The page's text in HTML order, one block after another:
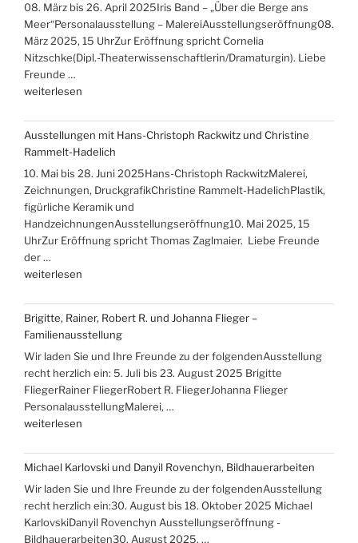
Hensling,
Winfried
Mikolajczyk“
08. März bis 26. April 2025Iris Band – „Über die Berge ans
Meer“Personalausstellung – MalereiAusstellungseröffnung08.
März 2025, 15 UhrZur Eröffnung spricht Cornelia
Nitzschke(Dipl.-Theaterwissenschaftlerin/Dramaturgin). Liebe
Freunde …
„Iris
–
„Über
die
Berge
ans
Meer““
weiterlesen
Ausstellungen mit Hans-Christoph Rackwitz und Christine
Rammelt-Hadelich
10. Mai bis 28. Juni 2025Hans-Christoph RackwitzMalerei,
Zeichnungen, DruckgrafikChristine Rammelt-HadelichPlastik,
figürliche Keramik und
HandzeichnungenAusstellungseröffnung10. Mai 2025, 15
UhrZur Eröffnung spricht Thomas Zaglmaier. Liebe Freunde
der …
„Ausstellungen
Hans-
Christoph
Rackwitz
und
Christine
Rammelt-
Hadelich“
weiterlesen
Brigitte, Rainer, Robert R. und Johanna Flieger –
Familienausstellung
Wir laden Sie und Ihre Freunde zu der folgendenAusstellung
recht herzlich ein: 5. Juli bis 23. August 2025 Brigitte
FliegerRainer FliegerRobert R. FliegerJohanna Flieger
PersonalausstellungMalerei, …
„Brigitte,
Robert
R.
und
Johanna
Flieger
–
weiterlesen
Michael Karlovski und Danyil Rovenchyn, Bildhauerarbeiten
Wir laden Sie und Ihre Freunde zu der folgendenAusstellung
recht herzlich ein:30. August bis 18. Oktober 2025 Michael
KarlovskiDanyil Rovenchyn Ausstellungseröffnung -
Bildhauerarbeiten30. August 2025, …